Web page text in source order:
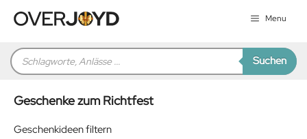
Inhalt
Menu
Products
search Suchen
Geschenke zum Richtfest
Geschenkideen filtern